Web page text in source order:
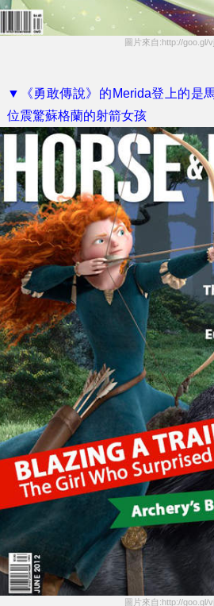
圖片來自:http://goo.gl/
▼《勇敢傳說》的Merida登上的是
位震驚蘇格蘭的射箭女孩
圖片來自:http://goo.gl/